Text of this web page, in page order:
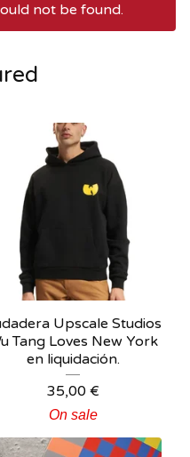
not be found.
Upscale Studios
Tang Loves New York
en liquidación.
35,00 €
On sale